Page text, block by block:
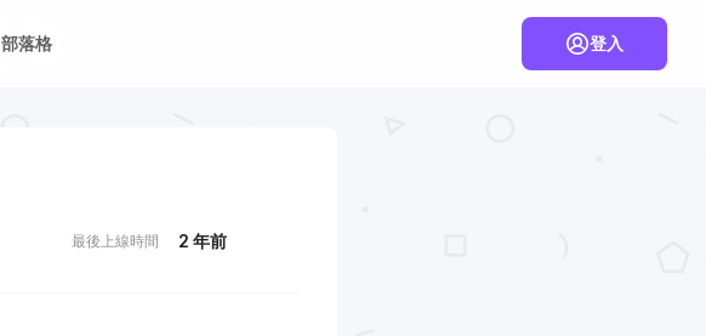
部落格 登入
最後上線時間 2 年前